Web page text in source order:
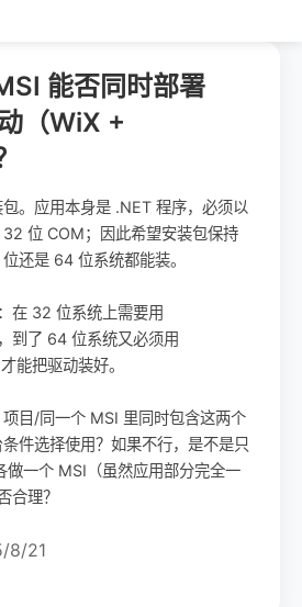
能否同时部署
（WiX +
。应用本身是 .NET 程序，必须以
位 COM；因此希望安装包保持
还是 64 位系统都能装。
在 32 位系统上需要用
了 64 位系统又必须用
把驱动装好。
目/同一个 MSI 里同时包含这两个
件选择使用？如果不行，是不是只
一个 MSI（虽然应用部分完全一
合理？
8/21